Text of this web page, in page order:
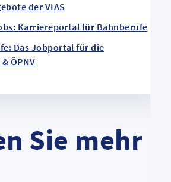
der VIAS
Karriereportal für Bahnberufe
Das Jobportal für die
ÖPNV
Sie mehr